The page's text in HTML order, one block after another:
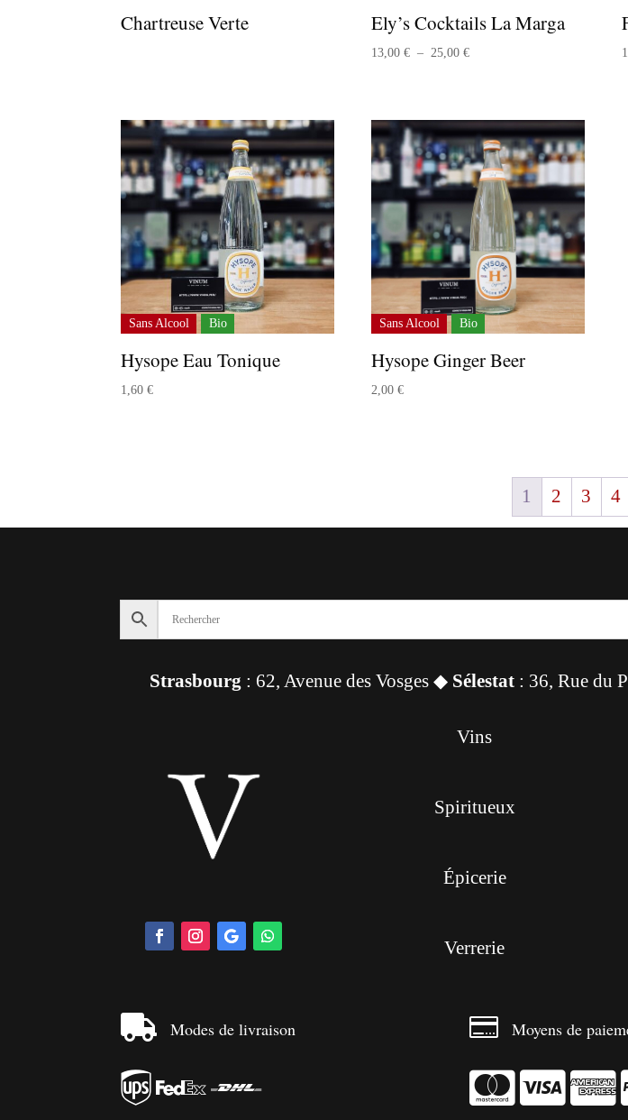
Chartreuse Verte Ely’s Cocktails La Marga
13,00€ – 25,00€Plage
à
25,00 €
Sans Alcool Bio
Hysope Eau Tonique
1,60€
Sans Alcool Bio
Hysope Ginger Beer
2,00€
1 2 3 4
Strasbourg : 62, Avenue des Vosges ◆ Sélestat : 36, Rue du
Vins
Spiritueux
Épicerie
Verrerie
 Modes de livraison

 Moyens de
  